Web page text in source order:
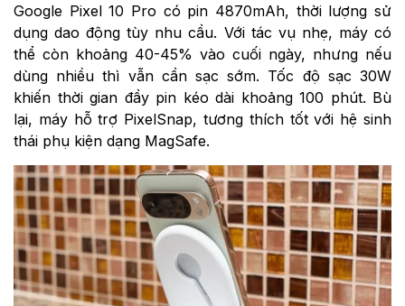
Google Pixel 10 Pro có pin 4870mAh, thời lượng sử
dụng dao động tùy nhu cầu. Với tác vụ nhẹ, máy có
thể còn khoảng 40-45% vào cuối ngày, nhưng nếu
dùng nhiều thì vẫn cần sạc sớm. Tốc độ sạc 30W
khiến thời gian đầy pin kéo dài khoảng 100 phút. Bù
lại, máy hỗ trợ PixelSnap, tương thích tốt với hệ sinh
thái phụ kiện dạng MagSafe.